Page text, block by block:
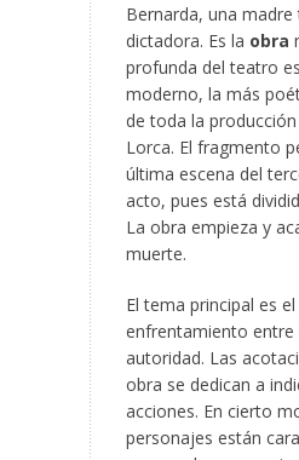
Bernarda, una madre
dictadora. Es la obra
profunda del teatro
moderno, la más
de toda la
Lorca. El fragmento
última escena del
acto, pues está
La obra empieza y
muerte.
El tema principal es el
enfrentamiento entre
autoridad. Las
obra se dedican a
acciones. En cierto
personajes están